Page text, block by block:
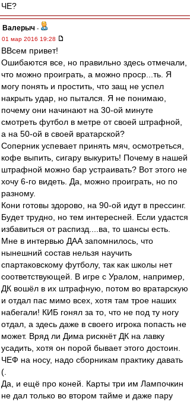
ЧЕ?
Валерыч -
01 мар 2016 19:28
ВВсем привет!
Ошибаются все, но правильно здесь отмечали,
что можно проиграть, а можно проср...ть. Я
могу понять и простить, что защ не успел
накрыть удар, но пытался. Я не понимаю,
почему они начинают на 30-ой минуте
смотреть футбол в метре от своей штрафной,
а на 50-ой в своей вратарской?
Соперник успевает принять мяч, осмотреться,
кофе выпить, сигару выкурить! Почему в нашей
штрафной можно бар устраивать? Вот этого не
хочу 6-го видеть. Да, можно проиграть, но по
разному.
Кони готовы здорово, на 90-ой идут в прессинг.
Будет трудно, но тем интересней. Если удастся
избавиться от распизд....ва, то шансы есть.
Мне в интервью ДАА запомнилось, что
нынешний состав нельзя научить
спартаковскому футболу, так как школы нет
соответствующей. В игре с Уралом, например,
ДК вошёл в их штрафную, потом во вратарскую
и отдал пас мимо всех, хотя там трое наших
набегали! КИБ гонял за то, что не под ту ногу
отдал, а здесь даже в своего игрока попасть не
может. Вряд ли Дима рискнёт ДК на лавку
усадить, хотя он порой бывает этого достоин.
ЧЕФ на носу, надо сборникам практику давать
(.
Да, и ещё про коней. Карты три им Лампочкин
не дал только во втором тайме и даже пару